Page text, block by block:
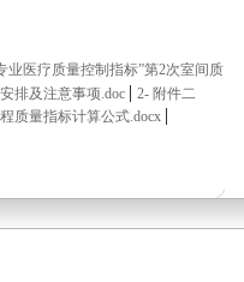
业医疗质量控制指标”第2次室间质
排及注意事项.doc | 2- 附件二
质量指标计算公式.docx |